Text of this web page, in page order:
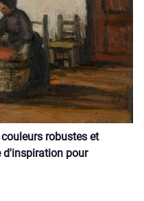
robustes et
d'inspiration pour